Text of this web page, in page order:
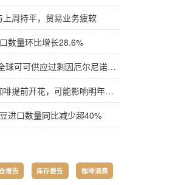
周持平，贸易业务疲软
数量环比增长28.6%
StoneX表示，全球可可供应过剩因厄尔尼诺而萎缩
降雨导致巴西咖啡提前开花，可能影响明年产量，造成近期价格波动极不稳定
进口数量同比减少超40%
报告 库存报告 咖啡消费